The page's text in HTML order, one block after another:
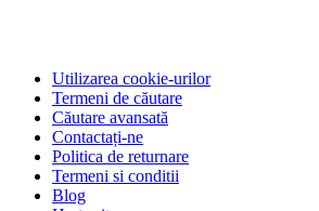
Utilizarea cookie-urilor
Termeni de căutare
Căutare avansată
Contactați-ne
Politica de returnare
Termeni si conditii
Blog